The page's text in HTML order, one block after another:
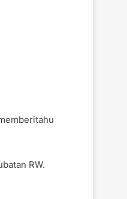
RW.